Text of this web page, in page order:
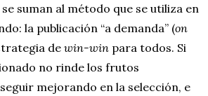
suman al método que se utiliza en
la publicación “a demanda” (on
de win-win para todos. Si
no rinde los frutos
mejorando en la selección, e